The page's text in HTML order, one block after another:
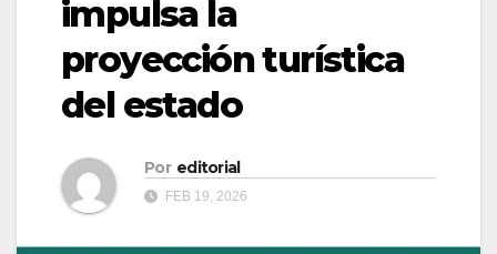
impulsa la
proyección turística
del estado
Por editorial
FEB 19, 2026